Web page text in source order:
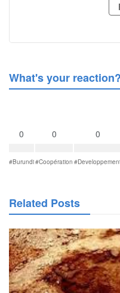
What's your reaction?
0
#Burundi
0
#Coopération
0
Related Posts